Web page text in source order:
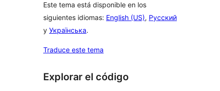
Este tema está disponible en los
siguientes idiomas: English (US), Русский
y Українська.
Traduce este tema
Explorar el código